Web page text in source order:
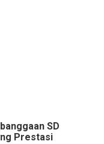
SD
Prestasi